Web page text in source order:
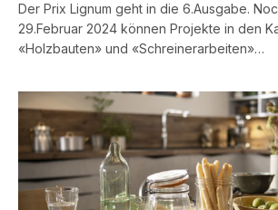
Der Prix Lignum geht in die 6.Ausgabe.
29.Februar 2024 können Projekte in den
«Holzbauten» und «Schreinerarbeiten»…